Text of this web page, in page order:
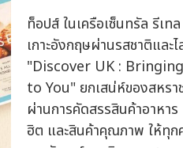
ท็อปส์ ในเครือเซ็นทรัล รีเ
เกาะอังกฤษผ่านรสชาติและ
"Discover UK :
to You" ยกเสน่ห์ของสหรา
ผ่านการคัดสรรสินค้าอาหา
ฮิต และสินค้าคุณภาพ ให้ทุ